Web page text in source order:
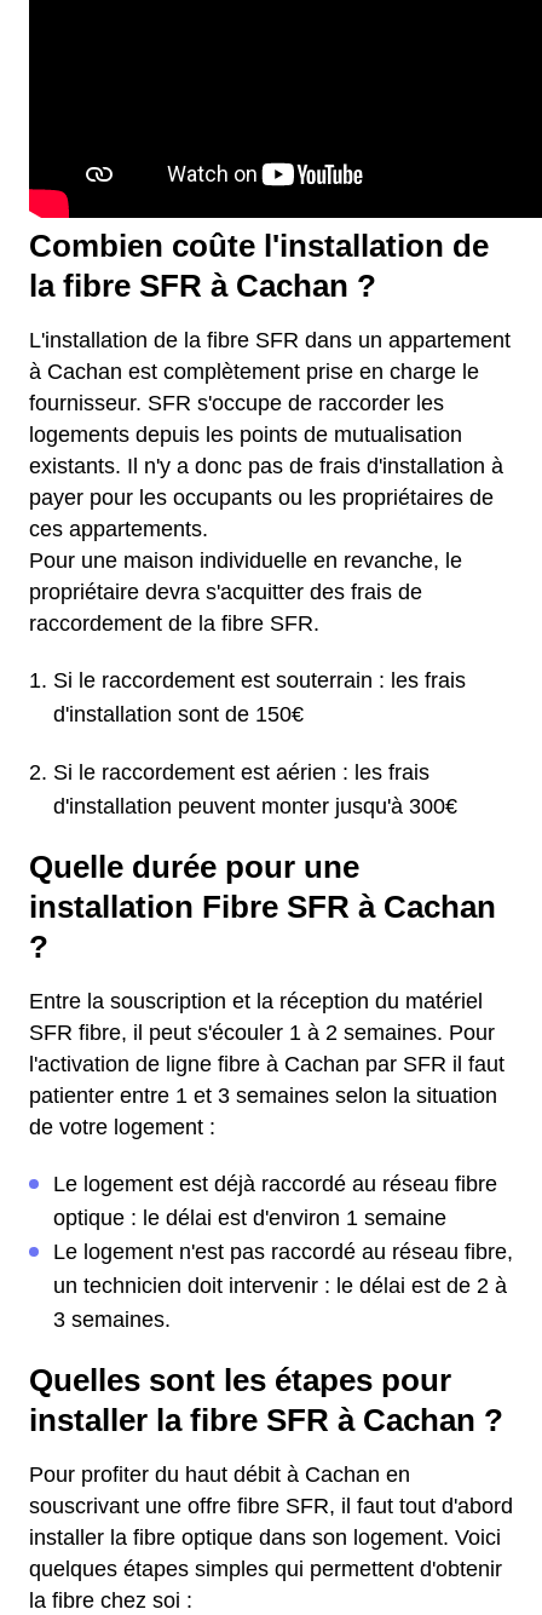
Combien coûte l'installation de
la fibre SFR à Cachan ?
L'installation de la fibre SFR dans un appartement
à Cachan est complètement prise en charge le
fournisseur. SFR s'occupe de raccorder les
logements depuis les points de mutualisation
existants. Il n'y a donc pas de frais d'installation à
payer pour les occupants ou les propriétaires de
ces appartements.
Pour une maison individuelle en revanche, le
propriétaire devra s'acquitter des frais de
raccordement de la fibre SFR.
Si le raccordement est souterrain : les frais
d'installation sont de 150€
Si le raccordement est aérien : les frais
d'installation peuvent monter jusqu'à 300€
Quelle durée pour une
installation Fibre SFR à Cachan
?
Entre la souscription et la réception du matériel
SFR fibre, il peut s'écouler 1 à 2 semaines. Pour
l'activation de ligne fibre à Cachan par SFR il faut
patienter entre 1 et 3 semaines selon la situation
de votre logement :
Le logement est déjà raccordé au réseau fibre
optique : le délai est d'environ 1 semaine
Le logement n'est pas raccordé au réseau fibre,
un technicien doit intervenir : le délai est de 2 à
3 semaines.
Quelles sont les étapes pour
installer la fibre SFR à Cachan ?
Pour profiter du haut débit à Cachan en
souscrivant une offre fibre SFR, il faut tout d'abord
installer la fibre optique dans son logement. Voici
quelques étapes simples qui permettent d'obtenir
la fibre chez soi :